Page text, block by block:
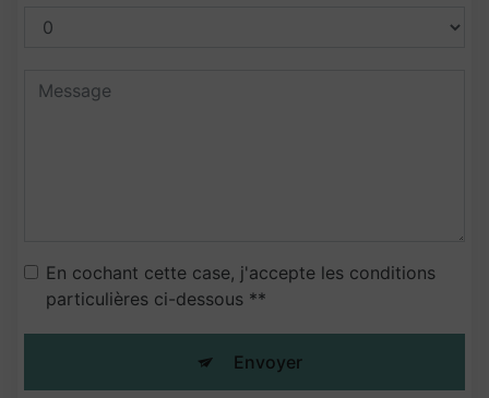
En cochant cette case, j'accepte les conditions
particulières ci-dessous **
Envoyer